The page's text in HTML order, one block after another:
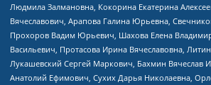
Людмила Залмановна, Кокорина Екатерина
Вячеславович, Арапова Галина Юрьевна,
Прохоров Вадим Юрьевич, Шахова Елена
Васильевич, Протасова Ирина Вячеславовна,
Лукашевский Сергей Маркович, Бахмин Вячеслав
Анатолий Ефимович, Сухих Дарья Николаевна,